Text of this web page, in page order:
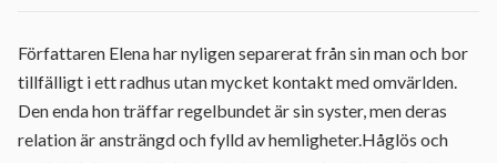
Författaren Elena har nyligen separerat från sin man och bor
tillfälligt i ett radhus utan mycket kontakt med omvärlden.
Den enda hon träffar regelbundet är sin syster, men deras
relation är ansträngd och fylld av hemligheter.Håglös och